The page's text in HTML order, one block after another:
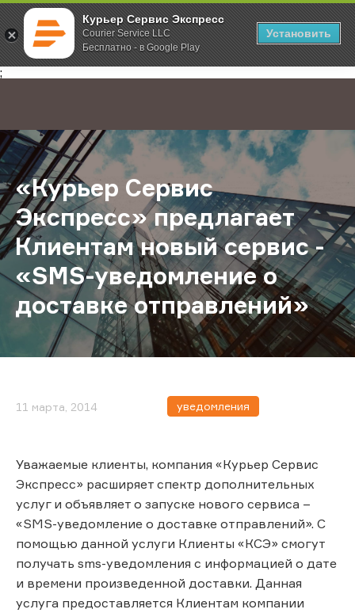
Курьер Сервис Экспресс
Courier Service LLC
Бесплатно - в Google Play
Установить
;
Главная О компании Новости «Курьер Сервис Экспресс»
«Курьер Сервис
Экспресс» предлагает
Клиентам новый сервис -
«SMS-уведомление о
доставке отправлений»
11 марта, 2014 уведомления
Уважаемые клиенты, компания «Курьер Сервис
Экспресс» расширяет спектр дополнительных
услуг и объявляет о запуске нового сервиса –
«SMS-уведомление о доставке отправлений». С
помощью данной услуги Клиенты «КСЭ» смогут
получать sms-уведомления с информацией о дате
и времени произведенной доставки. Данная
услуга предоставляется Клиентам компании